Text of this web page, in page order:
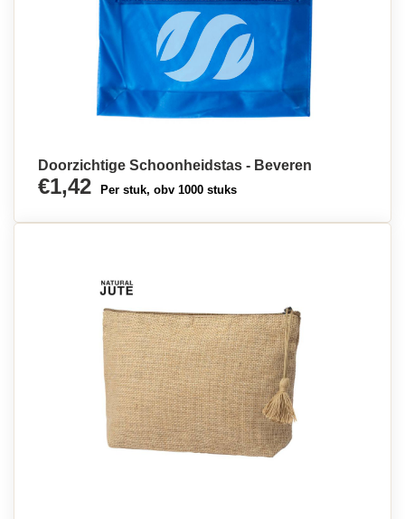
Doorzichtige Schoonheidstas - Beveren
€1,42 Per stuk, obv 1000 stuks